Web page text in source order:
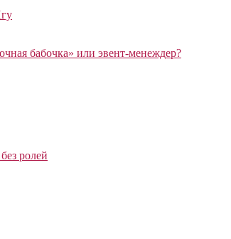
бабочка» или эвент-менеждер?
ролей